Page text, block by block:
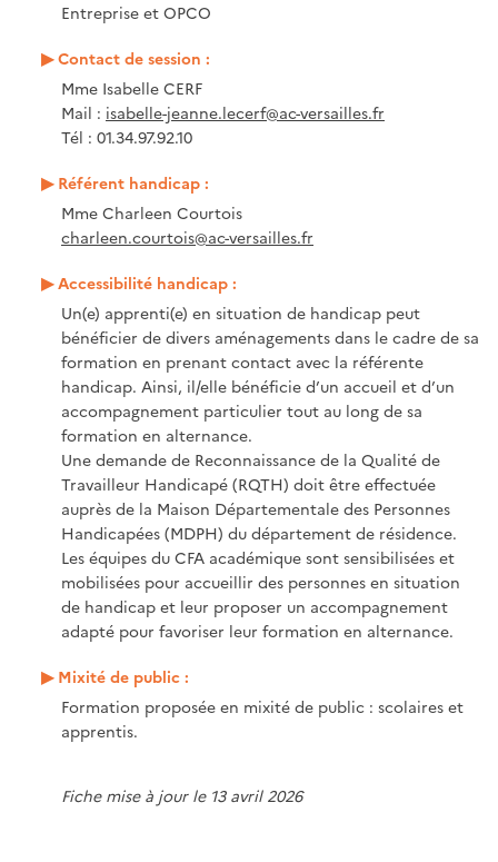
Entreprise et OPCO
Contact de session :
Mme Isabelle CERF
Mail : isabelle-jeanne.lecerf@ac-versailles.fr
Tél : 01.34.97.92.10
Référent handicap :
Mme Charleen Courtois
charleen.courtois@ac-versailles.fr
Accessibilité handicap :
Un(e) apprenti(e) en situation de handicap peut
bénéficier de divers aménagements dans le cadre de sa
formation en prenant contact avec la référente
handicap. Ainsi, il/elle bénéficie d’un accueil et d’un
accompagnement particulier tout au long de sa
formation en alternance.
Une demande de Reconnaissance de la Qualité de
Travailleur Handicapé (RQTH) doit être effectuée
auprès de la Maison Départementale des Personnes
Handicapées (MDPH) du département de résidence.
Les équipes du CFA académique sont sensibilisées et
mobilisées pour accueillir des personnes en situation
de handicap et leur proposer un accompagnement
adapté pour favoriser leur formation en alternance.
Mixité de public :
Formation proposée en mixité de public : scolaires et
apprentis.
Fiche mise à jour le 13 avril 2026